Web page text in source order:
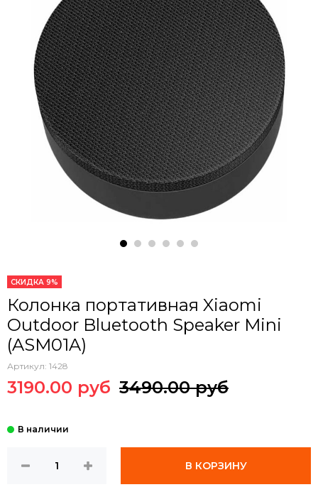
СКИДКА 9%
Колонка портативная Xiaomi
Outdoor Bluetooth Speaker Mini
(ASM01A)
Артикул: 1428
3190.00 руб 3490.00 руб
В КОРЗИНУ